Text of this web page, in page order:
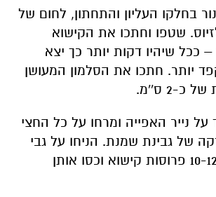
בחלקו העליון והתחתון, לחום של
צלזיוס. שטפו וחתכו את הקישוא
ככל שיהיו דקות יותר כך יצא
יותר. חתכו את הסלמון המעושן
כ-2 ס''מ.
על נייר האפייה ומרחו על כל החצי
של גבינת שמנת. הניחו על גבי
גבינת השמנת 10-12 פרוסות קישוא וכסו אותן